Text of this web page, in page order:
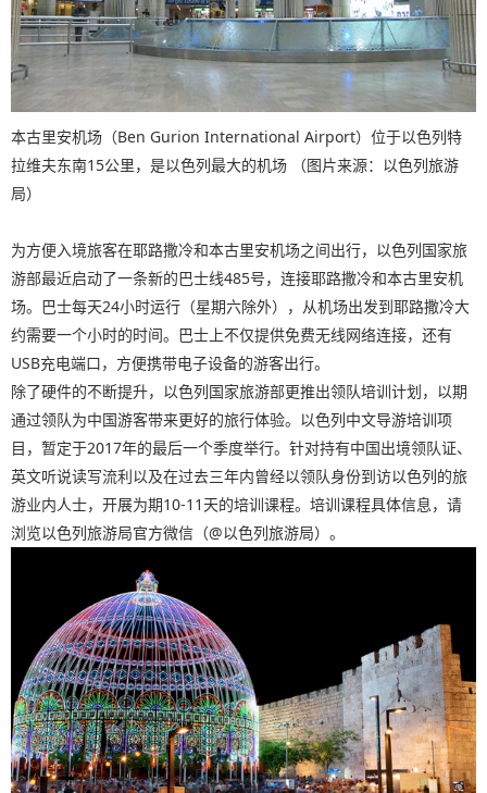
本古里安机场（Ben Gurion International Airport）位于以色列特
拉维夫东南15公里，是以色列最大的机场 （图片来源：以色列旅游
局）
为方便入境旅客在耶路撒冷和本古里安机场之间出行，以色列国家旅
游部最近启动了一条新的巴士线485号，连接耶路撒冷和本古里安机
场。巴士每天24小时运行（星期六除外），从机场出发到耶路撒冷大
约需要一个小时的时间。巴士上不仅提供免费无线网络连接，还有
USB充电端口，方便携带电子设备的游客出行。
除了硬件的不断提升，以色列国家旅游部更推出领队培训计划，以期
通过领队为中国游客带来更好的旅行体验。以色列中文导游培训项
目，暂定于2017年的最后一个季度举行。针对持有中国出境领队证、
英文听说读写流利以及在过去三年内曾经以领队身份到访以色列的旅
游业内人士，开展为期10-11天的培训课程。培训课程具体信息，请
浏览以色列旅游局官方微信（@以色列旅游局）。